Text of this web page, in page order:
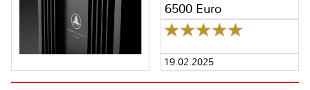
6500 Euro
19.02.2025